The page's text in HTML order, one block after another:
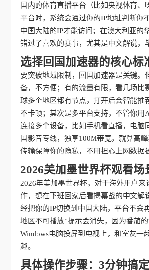
国内的体育直播平台（比如央视体育
平台时，系统会通过你的IP地址判断你
中国大陆的IP才能访问；在澳大利亚的
错过了喜欢的赛事，尤其是中文解说，
选择回国加速器的核心标
要突破地域限制，回国加速器是关键
备，不方便；有的流量有限，看几场比
球多个地区都有节点，打开后会智能推
不卡顿；其次是多平台支持，不管你用
连接多个设备，比如手机看直播，电脑
国影音专线，独享100M带宽，就算高
传输保障你的隐私，不用担心上网数据
2026美加墨世界杯观看
2026年美加墨世界杯，对于海外用户
作，想在下班回家后看揭幕战的中文解
经把你的IP切换到中国大陆，平台不会
地区不可播放”提示会消失，因为番茄
Windows电脑投屏到电视上，和室友一
趣。
具体操作步骤：3分钟搞